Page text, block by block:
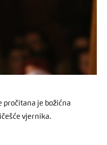
pročitana je božićna
vjernika.